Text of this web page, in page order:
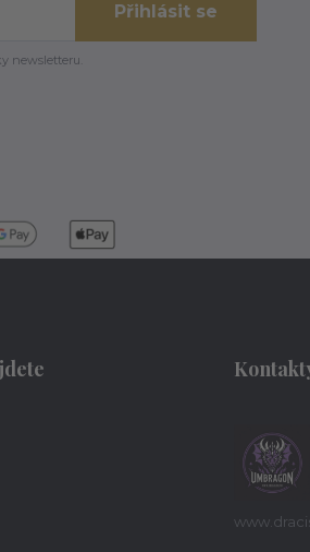
Přihlásit se
newsletteru.